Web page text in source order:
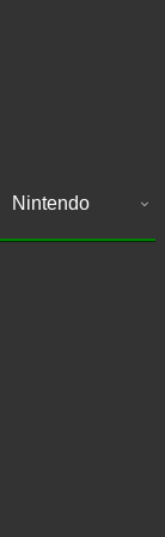
Nintendo